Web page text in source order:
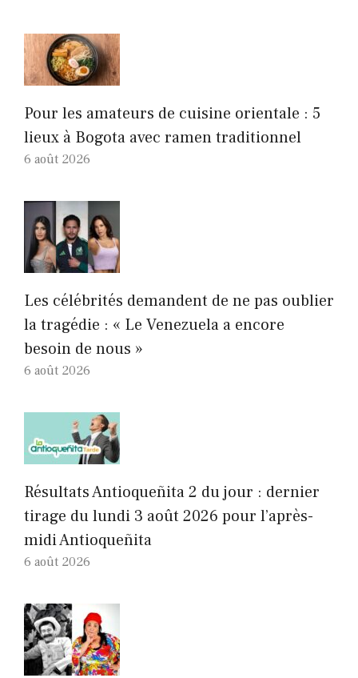
Pour les amateurs de cuisine orientale : 5
lieux à Bogota avec ramen traditionnel
6 août 2026
Les célébrités demandent de ne pas oublier
la tragédie : « Le Venezuela a encore
besoin de nous »
6 août 2026
Résultats Antioqueñita 2 du jour : dernier
tirage du lundi 3 août 2026 pour l’après-
midi Antioqueñita
6 août 2026